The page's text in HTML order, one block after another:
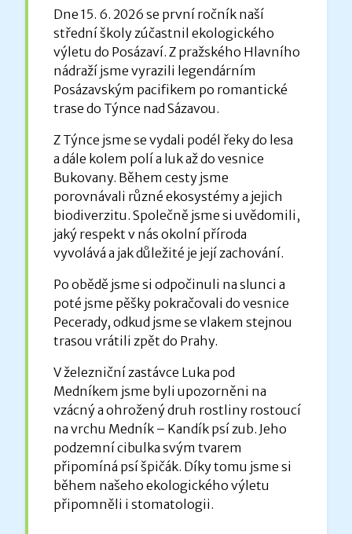
Dne 15. 6. 2026 se první ročník naší
střední školy zúčastnil ekologického
výletu do Posázaví. Z pražského Hlavního
nádraží jsme vyrazili legendárním
Posázavským pacifikem po romantické
trase do Týnce nad Sázavou.
Z Týnce jsme se vydali podél řeky do lesa
a dále kolem polí a luk až do vesnice
Bukovany. Během cesty jsme
porovnávali různé ekosystémy a jejich
biodiverzitu. Společně jsme si uvědomili,
jaký respekt v nás okolní příroda
vyvolává a jak důležité je její zachování.
Po obědě jsme si odpočinuli na slunci a
poté jsme pěšky pokračovali do vesnice
Pecerady, odkud jsme se vlakem stejnou
trasou vrátili zpět do Prahy.
V železniční zastávce Luka pod
Medníkem jsme byli upozorněni na
vzácný a ohrožený druh rostliny rostoucí
na vrchu Medník – Kandík psí zub. Jeho
podzemní cibulka svým tvarem
připomíná psí špičák. Díky tomu jsme si
během našeho ekologického výletu
připomněli i stomatologii.